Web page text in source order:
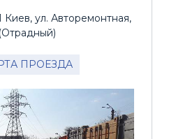
ул. Авторемонтная,
ПРОЕЗДА